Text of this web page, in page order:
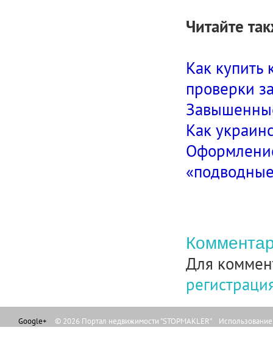
Читайте
Как купить
проверки
Как
Для
Google+ © 2026 Портал недвижимости "STOPMAKLER"